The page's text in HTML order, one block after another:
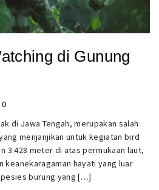
di Gunung
0
di Jawa Tengah, merupakan salah
menjanjikan untuk kegiatan bird
3.428 meter di atas permukaan laut,
keanekaragaman hayati yang luar
burung yang […]